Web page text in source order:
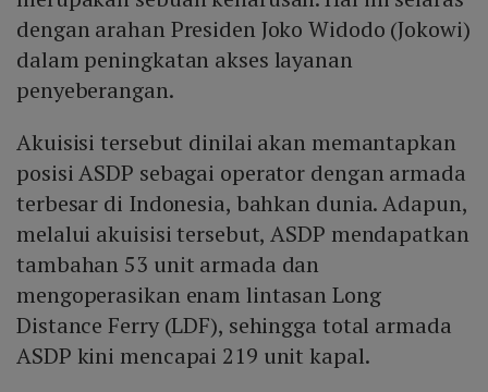
dengan arahan Presiden Joko Widodo (Jokowi)
dalam peningkatan akses layanan
penyeberangan.
Akuisisi tersebut dinilai akan memantapkan
posisi ASDP sebagai operator dengan armada
terbesar di Indonesia, bahkan dunia. Adapun,
melalui akuisisi tersebut, ASDP mendapatkan
tambahan 53 unit armada dan
mengoperasikan enam lintasan Long
Distance Ferry (LDF), sehingga total armada
ASDP kini mencapai 219 unit kapal.